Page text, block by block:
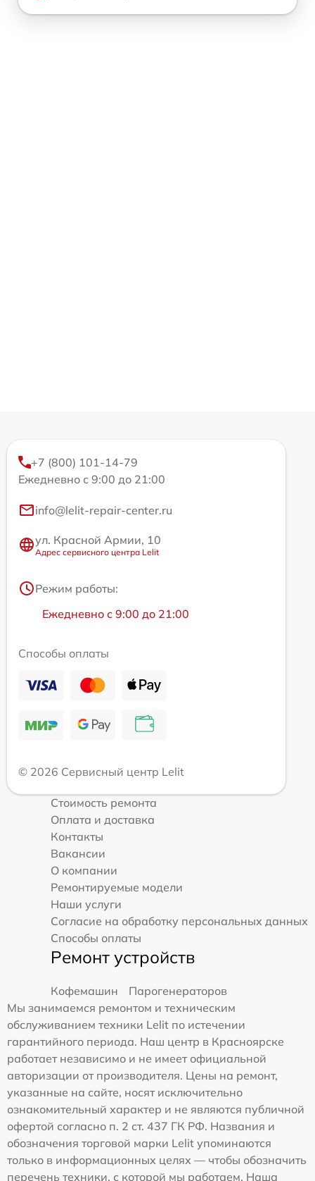
+7 (800) 101-14-79
Ежедневно с 9:00 до 21:00
info@lelit-repair-center.ru
ул. Красной Армии, 10
Адрес сервисного центра Lelit
Режим работы:
Ежедневно с 9:00 до 21:00
Способы оплаты
© 2026 Сервисный центр Lelit
Стоимость ремонта
Оплата и доставка
Контакты
Вакансии
О компании
Ремонтируемые модели
Наши услуги
Согласие на обработку персональных данных
Способы оплаты
Ремонт устройств
Кофемашин
Парогенераторов
Мы занимаемся ремонтом и техническим
обслуживанием техники Lelit по истечении
гарантийного периода. Наш центр в Красноярске
работает независимо и не имеет официальной
авторизации от производителя. Цены на ремонт,
указанные на сайте, носят исключительно
ознакомительный характер и не являются публичной
офертой согласно п. 2 ст. 437 ГК РФ. Названия и
обозначения торговой марки Lelit упоминаются
только в информационных целях — чтобы обозначить
перечень техники, с которой мы работаем. Наша